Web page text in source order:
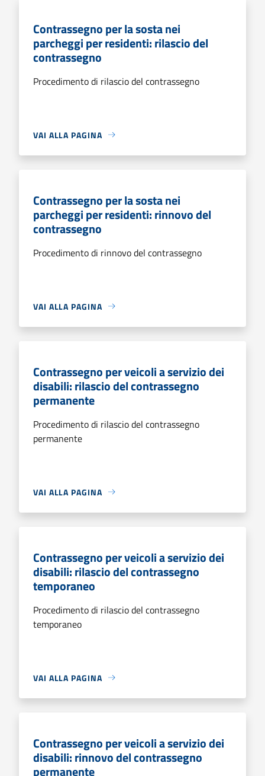
Contrassegno per la sosta nei
parcheggi per residenti: rilascio del
contrassegno
Procedimento di rilascio del contrassegno
VAI ALLA PAGINA
Contrassegno per la sosta nei
parcheggi per residenti: rinnovo del
contrassegno
Procedimento di rinnovo del contrassegno
VAI ALLA PAGINA
Contrassegno per veicoli a servizio dei
disabili: rilascio del contrassegno
permanente
Procedimento di rilascio del contrassegno
permanente
VAI ALLA PAGINA
Contrassegno per veicoli a servizio dei
disabili: rilascio del contrassegno
temporaneo
Procedimento di rilascio del contrassegno
temporaneo
VAI ALLA PAGINA
Contrassegno per veicoli a servizio dei
disabili: rinnovo del contrassegno
permanente